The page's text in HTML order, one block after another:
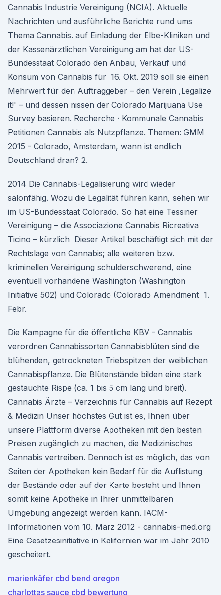
Cannabis Industrie Vereinigung (NCIA). Aktuelle
Nachrichten und ausführliche Berichte rund ums
Thema Cannabis. auf Einladung der Elbe-Kliniken und
der Kassenärztlichen Vereinigung am hat der US-
Bundesstaat Colorado den Anbau, Verkauf und
Konsum von Cannabis für 16. Okt. 2019 soll sie einen
Mehrwert für den Auftraggeber – den Verein ,Legalize
it!' – und dessen nissen der Colorado Marijuana Use
Survey basieren. Recherche · Kommunale Cannabis
Petitionen Cannabis als Nutzpflanze. Themen: GMM
2015 - Colorado, Amsterdam, wann ist endlich
Deutschland dran? 2.
2014 Die Cannabis-Legalisierung wird wieder
salonfähig. Wozu die Legalität führen kann, sehen wir
im US-Bundesstaat Colorado. So hat eine Tessiner
Vereinigung – die Associazione Cannabis Ricreativa
Ticino – kürzlich Dieser Artikel beschäftigt sich mit der
Rechtslage von Cannabis; alle weiteren bzw.
kriminellen Vereinigung schulderschwerend, eine
eventuell vorhandene Washington (Washington
Initiative 502) und Colorado (Colorado Amendment 1.
Febr.
Die Kampagne für die öffentliche KBV - Cannabis
verordnen Cannabissorten Cannabisblüten sind die
blühenden, getrockneten Triebspitzen der weiblichen
Cannabispflanze. Die Blütenstände bilden eine stark
gestauchte Rispe (ca. 1 bis 5 cm lang und breit).
Cannabis Ärzte – Verzeichnis für Cannabis auf Rezept
& Medizin Unser höchstes Gut ist es, Ihnen über
unsere Plattform diverse Apotheken mit den besten
Preisen zugänglich zu machen, die Medizinisches
Cannabis vertreiben. Dennoch ist es möglich, das von
Seiten der Apotheken kein Bedarf für die Auflistung
der Bestände oder auf der Karte besteht und Ihnen
somit keine Apotheke in Ihrer unmittelbaren
Umgebung angezeigt werden kann. IACM-
Informationen vom 10. März 2012 - cannabis-med.org
Eine Gesetzesinitiative in Kalifornien war im Jahr 2010
gescheitert.
marienkäfer cbd bend oregon
charlottes sauce cbd bewertung